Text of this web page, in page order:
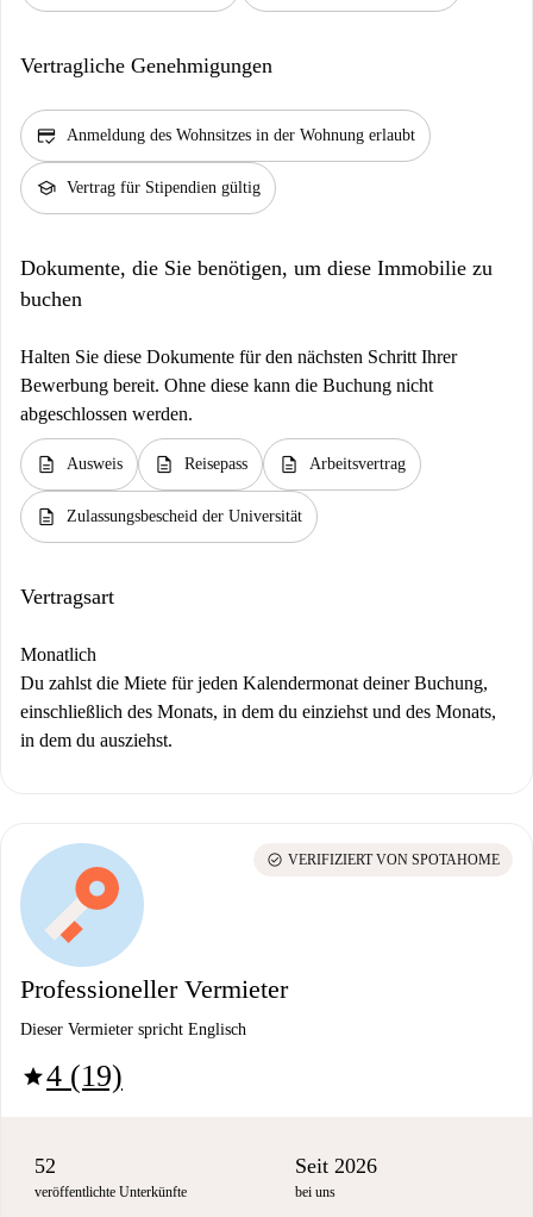
Vertragliche Genehmigungen
credit_score Anmeldung des Wohnsitzes in der Wohnung erlaubt
school Vertrag für Stipendien gültig
Dokumente, die Sie benötigen, um diese Immobilie zu
buchen
Halten Sie diese Dokumente für den nächsten Schritt Ihrer
Bewerbung bereit. Ohne diese kann die Buchung nicht
abgeschlossen werden.
description Ausweis description Reisepass description Arbeitsvertrag
description Zulassungsbescheid der Universität
Vertragsart
Monatlich
Du zahlst die Miete für jeden Kalendermonat deiner Buchung,
einschließlich des Monats, in dem du einziehst und des Monats,
in dem du ausziehst.
Professioneller Vermieter
Dieser Vermieter spricht Englisch
star4 (19)
check_circle VERIFIZIERT VON SPOTAHOME
52
veröffentlichte Unterkünfte
Seit 2026
bei uns